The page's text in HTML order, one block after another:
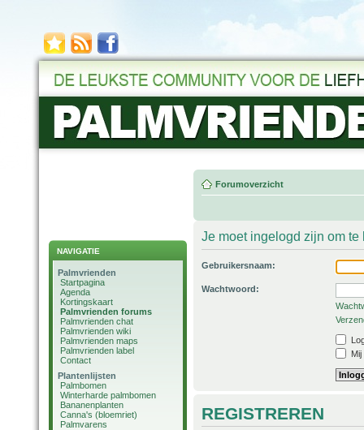
NAVIGATIE
Palmvrienden
Startpagina
Agenda
Kortingskaart
Palmvrienden forums
Palmvrienden chat
Palmvrienden wiki
Palmvrienden maps
Palmvrienden label
Contact
Plantenlijsten
Palmbomen
Winterharde palmbomen
Bananenplanten
Canna's (bloemriet)
Palmvarens
Forumoverzicht
Je moet ingelogd zijn om
Gebruikersnaam:
Wachtwoord:
REGISTREREN